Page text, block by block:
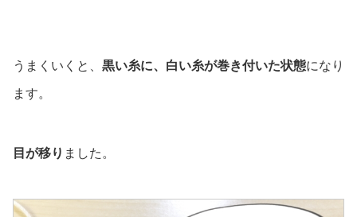
うまくいくと、 黒い糸に、白い糸が巻き付いた状態になり
ます。
目が移り ました。